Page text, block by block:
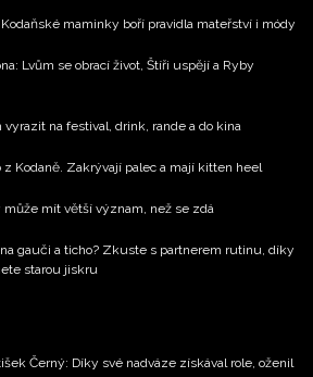
maminky boří pravidla mateřství i módy
Lvům se obrací život, Štíři uspějí a Ryby
na festival, drink, rande a do kina
z Kodaně. Zakrývají palec a mají kitten heel
může mít větší význam, než se zdá
gauči a ticho? Zkuste s partnerem rutinu, díky
starou jiskru
Černý: Díky své nadváze získával role, oženil